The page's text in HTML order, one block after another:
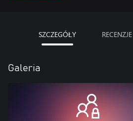
SZCZEGÓŁY RECENZJE
Galeria